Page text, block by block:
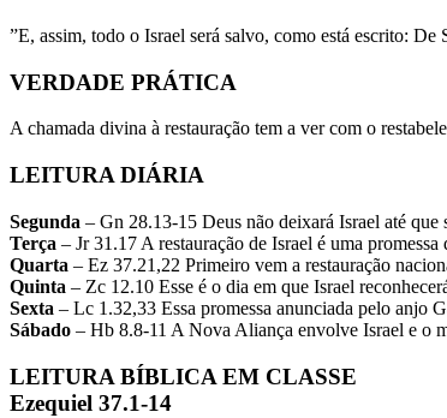
”E, assim, todo o Israel será salvo, como está escrito:
VERDADE PRÁTICA
A chamada divina à restauração tem a ver com o
LEITURA DIÁRIA
Segunda – Gn 28.13-15 Deus não deixará Israel até que
Terça – Jr 31.17 A restauração de Israel é uma promessa
Quarta – Ez 37.21,22 Primeiro vem a restauração
Quinta – Zc 12.10 Esse é o dia em que Israel
Sexta – Lc 1.32,33 Essa promessa anunciada pelo anjo
Sábado – Hb 8.8-11 A Nova Aliança envolve Israel e o
LEITURA BÍBLICA EM CLASSE
Ezequiel 37.1-14